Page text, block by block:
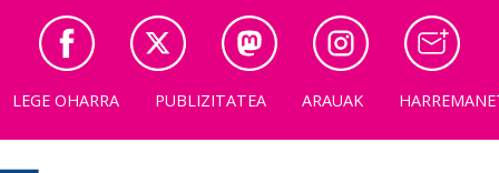
LEGE OHARRA PUBLIZITATEA ARAUAK